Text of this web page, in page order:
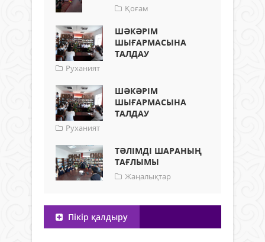
Қоғам
ШӘКӘРІМ
ШЫҒАРМАСЫНА
ТАЛДАУ
Руханият
ШӘКӘРІМ
ШЫҒАРМАСЫНА
ТАЛДАУ
Руханият
ТӘЛІМДІ ШАРАНЫҢ
ТАҒЛЫМЫ
Жаңалықтар
Пікір қалдыру